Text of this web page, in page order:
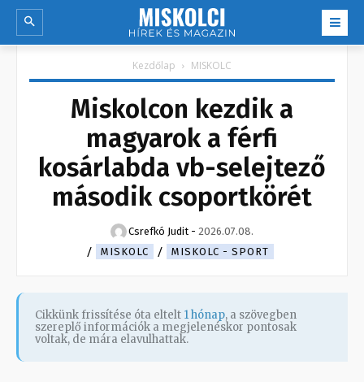
Kezdőlap MISKOLC
Miskolcon kezdik a
magyarok a férfi
kosárlabda vb-selejtező
második csoportkörét
Csrefkó Judit - 2026.07.08.
MISKOLC
MISKOLC - SPORT
Cikkünk frissítése óta eltelt 1 hónap, a szövegben
szereplő információk a megjelenéskor pontosak
voltak, de mára elavulhattak.